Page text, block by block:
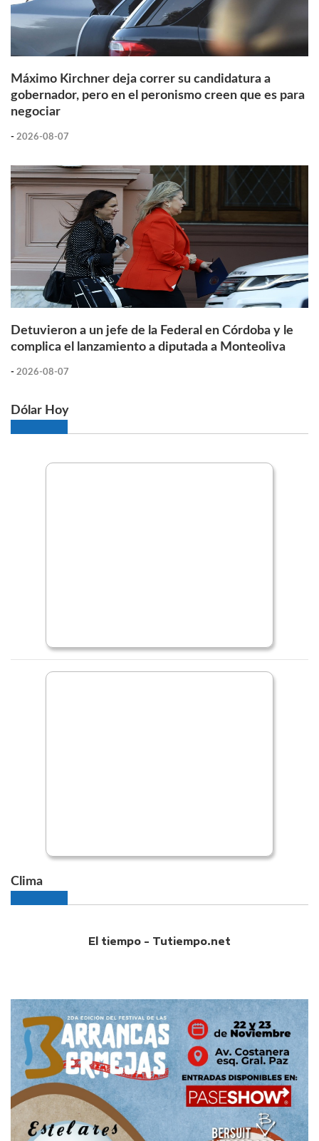
Máximo Kirchner deja correr su candidatura a
gobernador, pero en el peronismo creen que es para
negociar
- 2026-08-07
Detuvieron a un jefe de la Federal en Córdoba y le
complica el lanzamiento a diputada a Monteoliva
- 2026-08-07
Dólar Hoy
Clima
El tiempo - Tutiempo.net